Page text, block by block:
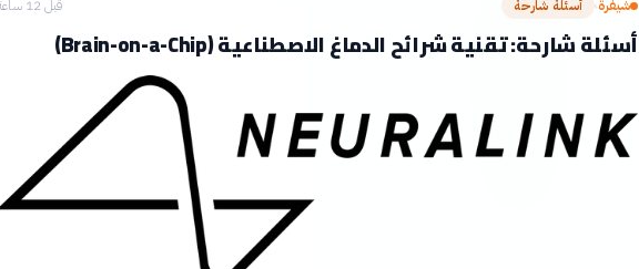
شيفرة› أسئلة شارحة قبل 12 ساعة
أسئلة شارحة: تقنية شرائح الدماغ الاصطناعية (Brain-on-a-Chip)